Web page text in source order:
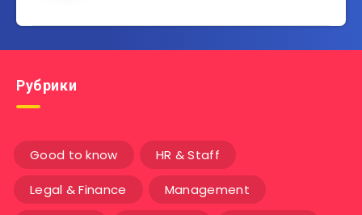
Рубрики
Good to know HR & Staff
Legal & Finance Management